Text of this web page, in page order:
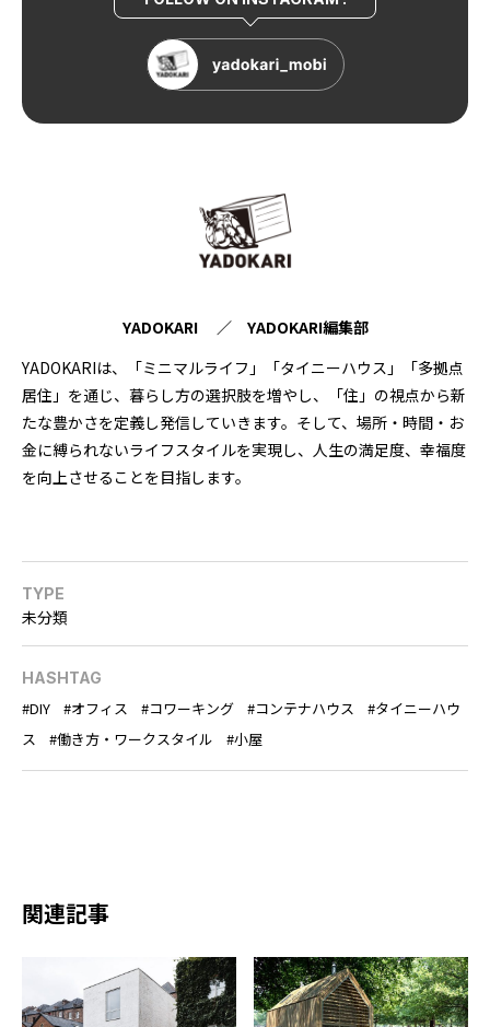
YADOKARI ／ YADOKARI編集部
YADOKARIは、「ミニマルライフ」「タイニーハウス」「多拠点
居住」を通じ、暮らし方の選択肢を増やし、「住」の視点から新
たな豊かさを定義し発信していきます。そして、場所・時間・お
金に縛られないライフスタイルを実現し、人生の満足度、幸福度
を向上させることを目指します。
TYPE
未分類
HASHTAG
DIY オフィス コワーキング コンテナハウス
タイニーハウ
ス
働き方・ワークスタイル 小屋
関連記事